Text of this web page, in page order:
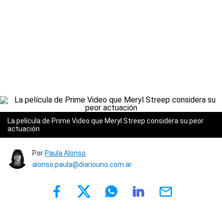
La película de Prime Video que Meryl Streep considera su peor
actuación
Por Paula Alonso
alonso.paula@diariouno.com.ar